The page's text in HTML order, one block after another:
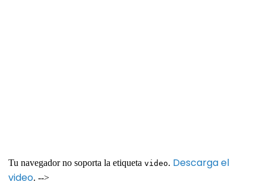
Tu navegador no soporta la etiqueta video. Descarga el
video. -->